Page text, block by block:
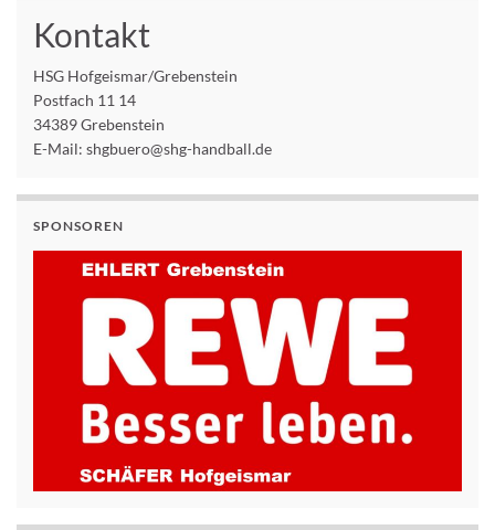
Kontakt
HSG Hofgeismar/Grebenstein
Postfach 11 14
34389 Grebenstein
E-Mail: shgbuero@shg-handball.de
SPONSOREN